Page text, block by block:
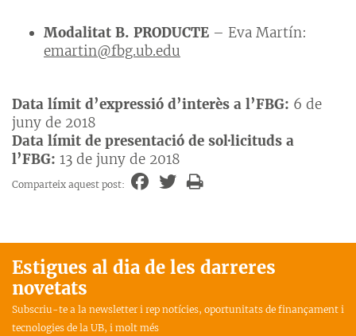
Modalitat B. PRODUCTE – Eva Martín:
emartin@fbg.ub.edu
Data límit d’expressió d’interès a l’FBG: 6 de
juny de 2018
Data límit de presentació de sol·licituds a
l’FBG: 13 de juny de 2018
Comparteix aquest post:
Estigues al dia de les darreres
novetats
Subscriu-te a la newsletter i rep notícies, oportunitats de finançament i
tecnologies de la UB, i molt més